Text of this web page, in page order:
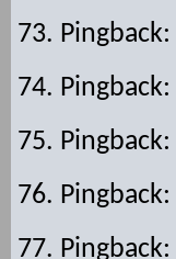
Pingback:
Pingback:
Pingback:
Pingback:
Pingback: